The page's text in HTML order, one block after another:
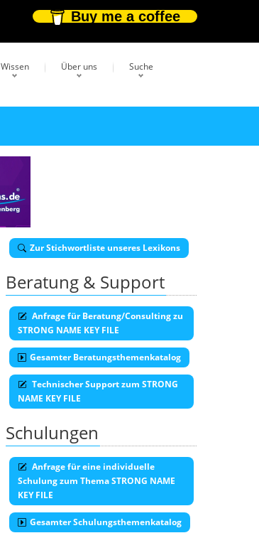
Buy me a coffee
Wissen Über uns Suche
Zur Stichwortliste unseres Lexikons
Beratung & Support
Anfrage für Beratung/Consulting zu
STRONG NAME KEY FILE
Gesamter Beratungsthemenkatalog
Technischer Support zum STRONG
NAME KEY FILE
Schulungen
Anfrage für eine individuelle
Schulung zum Thema STRONG NAME
KEY FILE
Gesamter Schulungsthemenkatalog